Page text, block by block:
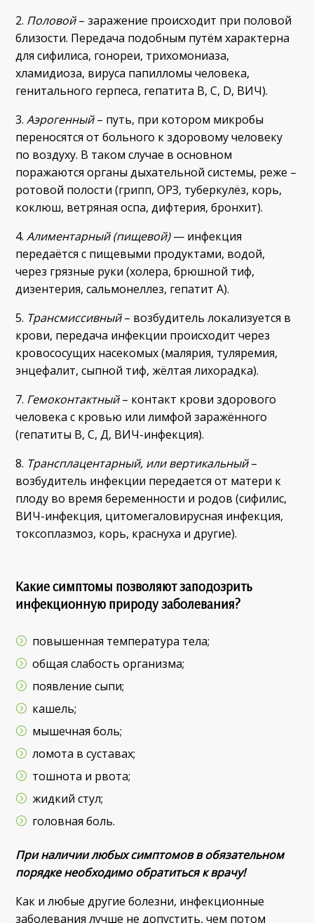
2. Половой– заражение происходит при половой
близости. Передача подобным путём характерна
для сифилиса, гонореи, трихомониаза,
хламидиоза, вируса папилломы человека,
генитального герпеса, гепатита В, С, D, ВИЧ).
3.Аэрогенный– путь, при котором микробы
переносятся от больного к здоровому человеку
по воздуху. В таком случае в основном
поражаются органы дыхательной системы, реже –
ротовой полости (грипп, ОРЗ, туберкулёз, корь,
коклюш, ветряная оспа, дифтерия, бронхит).
4.Алиментарный (пищевой)— инфекция
передаётся с пищевыми продуктами, водой,
через грязные руки (холера, брюшной тиф,
дизентерия, сальмонеллез, гепатит А).
5. Трансмиссивный– возбудитель локализуется в
крови, передача инфекции происходит через
кровососущих насекомых (малярия, туляремия,
энцефалит, сыпной тиф, жёлтая лихорадка).
7. Гемоконтактный– контакт крови здорового
человека с кровью или лимфой заражённого
(гепатиты В, С, Д, ВИЧ-инфекция).
8. Трансплацентарный, или вертикальный–
возбудитель инфекции передается от матери к
плоду во время беременности и родов (сифилис,
ВИЧ-инфекция, цитомегаловирусная инфекция,
токсоплазмоз, корь, краснуха и другие).
Какие симптомы позволяют заподозрить
инфекционную природу заболевания?
повышенная температура тела;
общая слабость организма;
появление сыпи;
кашель;
мышечная боль;
ломота в суставах;
тошнота и рвота;
жидкий стул;
головная боль.
При наличии любых симптомов в обязательном
порядке необходимо обратиться к врачу!
Как и любые другие болезни, инфекционные
заболевания лучше не допустить, чем потом